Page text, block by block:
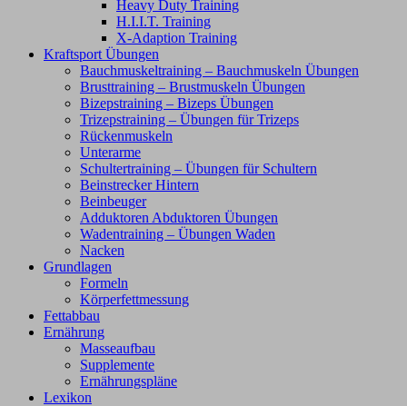
Heavy Duty Training
H.I.I.T. Training
X-Adaption Training
Kraftsport Übungen
Bauchmuskeltraining – Bauchmuskeln Übungen
Brusttraining – Brustmuskeln Übungen
Bizepstraining – Bizeps Übungen
Trizepstraining – Übungen für Trizeps
Rückenmuskeln
Unterarme
Schultertraining – Übungen für Schultern
Beinstrecker Hintern
Beinbeuger
Adduktoren Abduktoren Übungen
Wadentraining – Übungen Waden
Nacken
Grundlagen
Formeln
Körperfettmessung
Fettabbau
Ernährung
Masseaufbau
Supplemente
Ernährungspläne
Lexikon